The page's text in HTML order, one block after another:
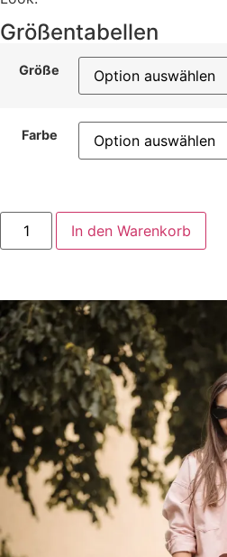
Größentabellen
Größe
Farbe
In den Warenkorb